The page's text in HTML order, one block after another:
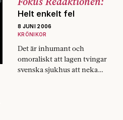
Helt enkelt fel
8 JUNI 2006
KRÖNIKOR
Det är inhumant och
omoraliskt att lagen tvingar
svenska sjukhus att neka